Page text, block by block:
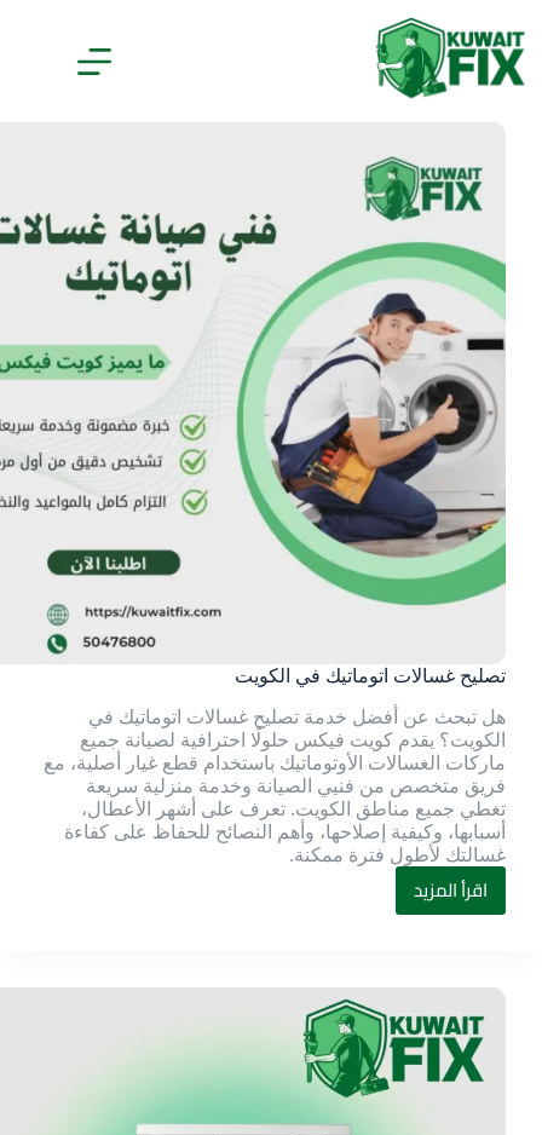
تصليح غسالات اتوماتيك في الكويت
هل تبحث عن أفضل خدمة تصليح غسالات اتوماتيك في
الكويت؟ يقدم كويت فيكس حلولًا احترافية لصيانة جميع
ماركات الغسالات الأوتوماتيك باستخدام قطع غيار أصلية، مع
فريق متخصص من فنيي الصيانة وخدمة منزلية سريعة
تغطي جميع مناطق الكويت. تعرف على أشهر الأعطال،
أسبابها، وكيفية إصلاحها، وأهم النصائح للحفاظ على كفاءة
غسالتك لأطول فترة ممكنة.
اقرأ المزيد